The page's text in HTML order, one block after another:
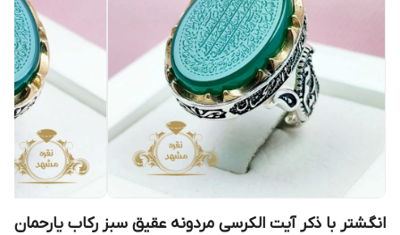
انگشتر با ذکر آیت الکرسی مردونه عقیق سبز رکاب یارحمان